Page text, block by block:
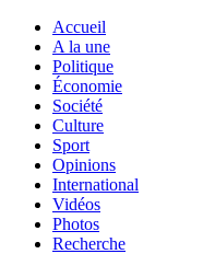
Accueil
A la une
Politique
Économie
Société
Culture
Sport
Opinions
International
Vidéos
Photos
Recherche